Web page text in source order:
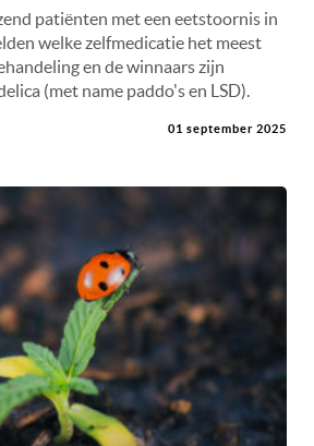
patiënten met een eetstoornis in
welke zelfmedicatie het meest
en de winnaars zijn
(met name paddo's en LSD).
01 september 2025